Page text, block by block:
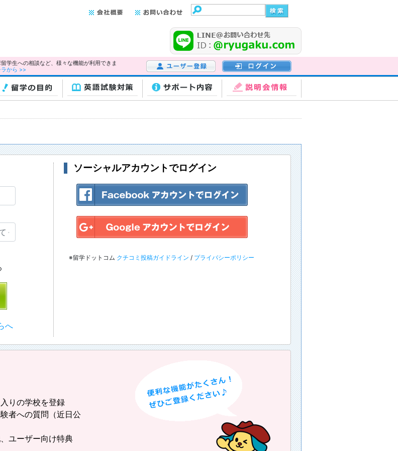
学生への相談など、様々な機能が利用できま
から >>
ユーザー登録
ログイン
へ
ソーシャルアカウントでログイン
※留学ドットコム クチコミ投稿ガイドライン / プライバシーポリシー
入りの学校を登録
験者への質問（近日公
、ユーザー向け特典